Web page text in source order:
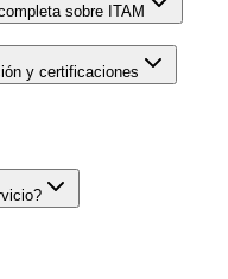
sobre ITAM
y certificaciones